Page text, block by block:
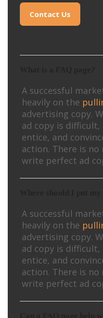
Contact Us
A successful
heavily on the
advertising copy.
ad copy is
entice, and
action. There is
write perfect ad
A successful
heavily on the
advertising copy.
ad copy is
entice, and
action. There is
write perfect ad